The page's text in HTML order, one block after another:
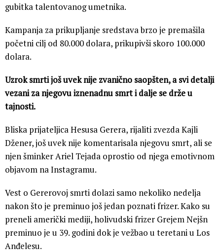
gubitka talentovanog umetnika.
Kampanja za prikupljanje sredstava brzo je premašila
početni cilj od 80.000 dolara, prikupivši skoro 100.000
dolara.
Uzrok smrti još uvek nije zvanično saopšten, a svi detalji
vezani za njegovu iznenadnu smrt i dalje se drže u
tajnosti.
Bliska prijateljica Hesusa Gerera, rijaliti zvezda Kajli
Džener, još uvek nije komentarisala njegovu smrt, ali se
njen šminker Ariel Tejada oprostio od njega emotivnom
objavom na Instagramu.
Vest o Gererovoj smrti dolazi samo nekoliko nedelja
nakon što je preminuo još jedan poznati frizer. Kako su
preneli američki mediji, holivudski frizer Grejem Nejšn
preminuo je u 39. godini dok je vežbao u teretani u Los
Anđelesu.